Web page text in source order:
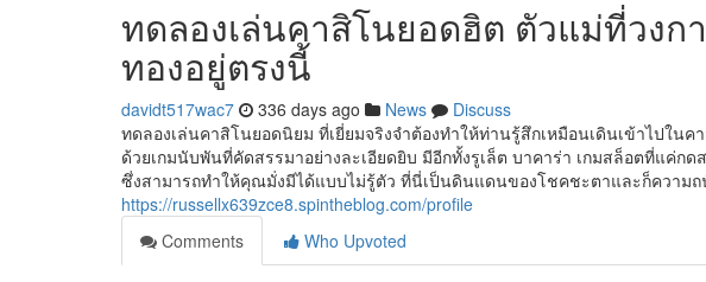
ทดลองเล่นคาสิโนยอดฮิต ตัวแม่ที่วงก
ทองอยู่ตรงนี้
davidt517wac7 336 days ago News
Discuss
ทดลองเล่นคาสิโนยอดนิยม ที่เยี่ยมจริงจำต้องทำให้ท่านรู้สึกเหมือนเดินเข้าไปใน
ด้วยเกมนับพันที่คัดสรรมาอย่างละเอียดยิบ มีอีกทั้งรูเล็ต บาคาร่า เกมสล็อตที่แค่
ซึ่งสามารถทำให้คุณมั่งมีได้แบบไม่รู้ตัว ที่นี่เป็นดินแดนของโชคชะตาและก็ความ
https://russellx639zce8.spintheblog.com/profile
Comments
Who Upvoted